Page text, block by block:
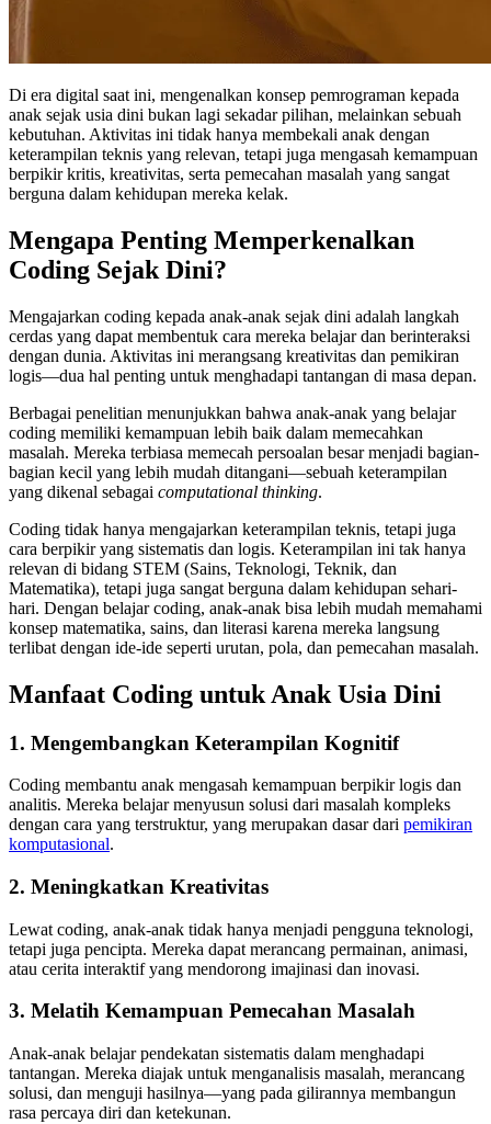
Di era digital saat ini, mengenalkan konsep pemrograman kepada
anak sejak usia dini bukan lagi sekadar pilihan, melainkan sebuah
kebutuhan. Aktivitas ini tidak hanya membekali anak dengan
keterampilan teknis yang relevan, tetapi juga mengasah kemampuan
berpikir kritis, kreativitas, serta pemecahan masalah yang sangat
berguna dalam kehidupan mereka kelak.
Mengapa Penting Memperkenalkan
Coding Sejak Dini?
Mengajarkan coding kepada anak-anak sejak dini adalah langkah
cerdas yang dapat membentuk cara mereka belajar dan berinteraksi
dengan dunia. Aktivitas ini merangsang kreativitas dan pemikiran
logis—dua hal penting untuk menghadapi tantangan di masa depan.
Berbagai penelitian menunjukkan bahwa anak-anak yang belajar
coding memiliki kemampuan lebih baik dalam memecahkan
masalah. Mereka terbiasa memecah persoalan besar menjadi bagian-
bagian kecil yang lebih mudah ditangani—sebuah keterampilan
yang dikenal sebagai computational thinking.
Coding tidak hanya mengajarkan keterampilan teknis, tetapi juga
cara berpikir yang sistematis dan logis. Keterampilan ini tak hanya
relevan di bidang STEM (Sains, Teknologi, Teknik, dan
Matematika), tetapi juga sangat berguna dalam kehidupan sehari-
hari. Dengan belajar coding, anak-anak bisa lebih mudah memahami
konsep matematika, sains, dan literasi karena mereka langsung
terlibat dengan ide-ide seperti urutan, pola, dan pemecahan masalah.
Manfaat Coding untuk Anak Usia Dini
1. Mengembangkan Keterampilan Kognitif
Coding membantu anak mengasah kemampuan berpikir logis dan
analitis. Mereka belajar menyusun solusi dari masalah kompleks
dengan cara yang terstruktur, yang merupakan dasar dari pemikiran
komputasional.
2. Meningkatkan Kreativitas
Lewat coding, anak-anak tidak hanya menjadi pengguna teknologi,
tetapi juga pencipta. Mereka dapat merancang permainan, animasi,
atau cerita interaktif yang mendorong imajinasi dan inovasi.
3. Melatih Kemampuan Pemecahan Masalah
Anak-anak belajar pendekatan sistematis dalam menghadapi
tantangan. Mereka diajak untuk menganalisis masalah, merancang
solusi, dan menguji hasilnya—yang pada gilirannya membangun
rasa percaya diri dan ketekunan.